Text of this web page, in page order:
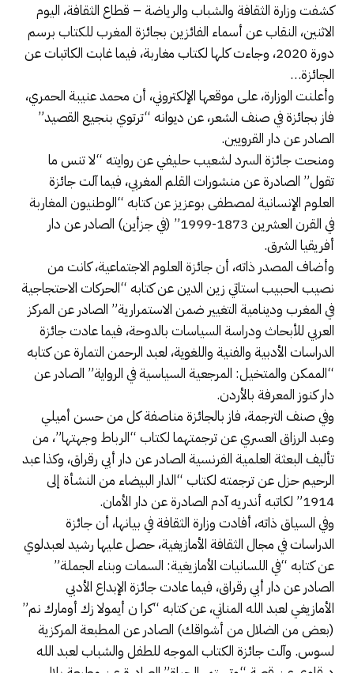
كشفت وزارة الثقافة والشباب والرياضة – قطاع الثقافة، اليوم
الاثنين، النقاب عن أسماء الفائزين بجائزة المغرب للكتاب برسم
دورة 2020، وجاءت كلها لكتاب مغاربة، فيما غابت الكاتبات عن
الجائزة…
وأعلنت الوزارة، على موقعها الإلكتروني، أن محمد عنيبة الحمري،
فاز بجائزة في صنف الشعر، عن ديوانه “ترتوي بنجيع القصيد”
الصادر عن دار القرويين.
ومنحت جائزة السرد لشعيب حليفي عن روايته “لا تنس ما
تقول” الصادرة عن منشورات القلم المغربي، فيما آلت جائزة
العلوم الإنسانية لمصطفى بوعزيز عن كتابه “الوطنيون المغاربة
في القرن العشرين 1873-1999” (في جزأين) الصادر عن دار
أفريقيا الشرق.
وأضاف المصدر ذاته، أن جائزة العلوم الاجتماعية، كانت من
نصيب الحبيب استاتي زين الدين عن كتابه “الحركات الاحتجاجية
في المغرب ودينامية التغيير ضمن الاستمرارية” الصادر عن المركز
العربي للأبحاث ودراسة السياسات بالدوحة، فيما عادت جائزة
الدراسات الأدبية والفنية واللغوية، لعبد الرحمن التمارة عن كتابه
“الممكن والمتخيل: المرجعية السياسية في الرواية” الصادر عن
دار كنوز المعرفة بالأردن.
وفي صنف الترجمة، فاز بالجائزة مناصفة كل من حسن أميلي
وعبد الرزاق العسري عن ترجمتهما لكتاب “الرباط وجهتها”، من
تأليف البعثة العلمية الفرنسية الصادر عن دار أبي رقراق، وكذا عبد
الرحيم حزل عن ترجمته لكتاب “الدار البيضاء من النشأة إلى
1914” لكاتبه أندريه آدم الصادرة عن دار الأمان.
وفي السياق ذاته، أفادت وزارة الثقافة في بيانها، أن جائزة
الدراسات في مجال الثقافة الأمازيغية، حصل عليها رشيد لعبدلوي
عن كتابه “في اللسانيات الأمازيغية: السمات وبناء الجملة”
الصادر عن دار أبي رقراق، فيما عادت جائزة الإبداع الأدبي
الأمازيغي لعبد الله المناني، عن كتابه “كرا ن أيمولا زك أومارك نم”
(بعض من الضلال من أشواقك) الصادر عن المطبعة المركزية
لسوس. وآلت جائزة الكتاب الموجه للطفل والشباب لعبد الله